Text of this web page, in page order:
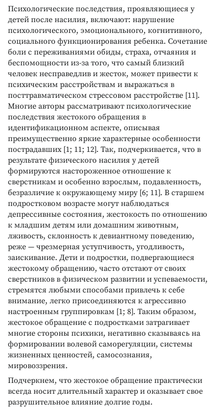
Психологические последствия, проявляющиеся у
детей после насилия, включают: нарушение
психологического, эмоционального, когнитивного,
социального функционирования ребенка. Сочетание
боли с переживаниями обиды, страха, отчаяния и
беспомощности из-за того, что самый близкий
человек несправедлив и жесток, может привести к
психическим расстройствам и выражаться в
посттравматическом стрессовом расстройстве [11].
Многие авторы рассматривают психологические
последствия жестокого обращения в
идентификационном аспекте, описывая
преимущественно яркие характерные особенности
пострадавших [1; 11; 12]. Так, подчеркивается, что в
результате физического насилия у детей
формируются настороженное отношение к
сверстникам и особенно взрослым, подавленность,
безразличие к окружающему миру [6; 11]. В старшем
подростковом возрасте могут наблюдаться
депрессивные состояния, жестокость по отношению
к младшим детям или домашним животным,
лживость, склонность к девиантному поведению,
реже — чрезмерная уступчивость, угодливость,
заискивание. Дети и подростки, подвергающиеся
жестокому обращению, часто отстают от своих
сверстников в физическом развитии и успеваемости,
стремятся любыми способами привлечь к себе
внимание, легко присоединяются к агрессивно
настроенным группировкам [1; 8]. Таким образом,
жестокое обращение с подростками затрагивает
многие стороны психики, негативно сказываясь на
формировании волевой саморегуляции, системы
жизненных ценностей, самосознания,
мировоззрения.
Подчеркнем, что жестокое обращение практически
всегда носит длительный характер и оказывает свое
разрушительное влияние долгие годы.